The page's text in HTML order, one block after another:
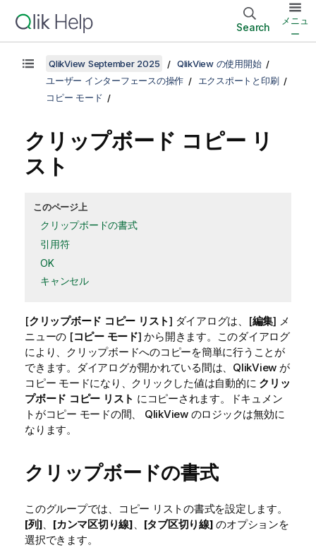
Search
メニュ
ー
QlikView September 2025
QlikView の使用開始
ユーザー インターフェースの操作
エクスポートと印刷
コピー モード
クリップボード コピー リ
スト
このページ上
クリップボードの書式
引用符
OK
キャンセル
[クリップボード コピー リスト] ダイアログは、[編集] メ
ニューの [コピー モード] から開きます。このダイアログ
により、クリップボードへのコピーを簡単に行うことが
できます。ダイアログが開かれている間は、QlikView が
コピー モードになり、クリックした値は自動的に クリッ
プボード コピー リスト にコピーされます。ドキュメン
トがコピー モードの間、 QlikView のロジックは無効に
なります。
クリップボードの書式
このグループでは、コピー リストの書式を設定します。
[列]
[カンマ区切り線] [タブ区切り線] のオプションを
選択できます。